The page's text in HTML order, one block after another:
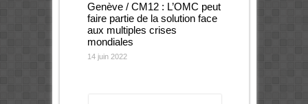
Genève / CM12 : L’OMC peut
faire partie de la solution face
aux multiples crises
mondiales
14 juin 2022